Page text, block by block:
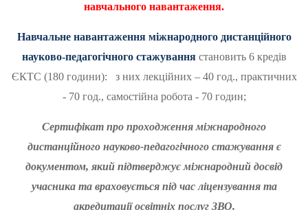
навчального навантаження.
Навчальне навантаження міжнародного дистанційного
науково-педагогічного стажування становить 6 кредів
ЄКТС (180 години): з них лекційних – 40 год., практичних
- 70 год., самостійна робота - 70 годин;
Сертифікат про проходження міжнародного
дистанційного науково-педагогічного стажування є
документом, який підтверджує міжнародний досвід
учасника та враховується під час ліцензування та
акредитації освітніх послуг ЗВО.